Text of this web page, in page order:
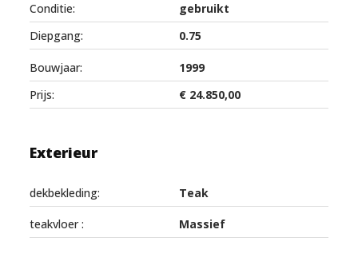
Conditie:
gebruikt
Diepgang:
0.75
Bouwjaar:
1999
Prijs:
€ 24.850,00
Exterieur
dekbekleding: Teak
teakvloer : Massief